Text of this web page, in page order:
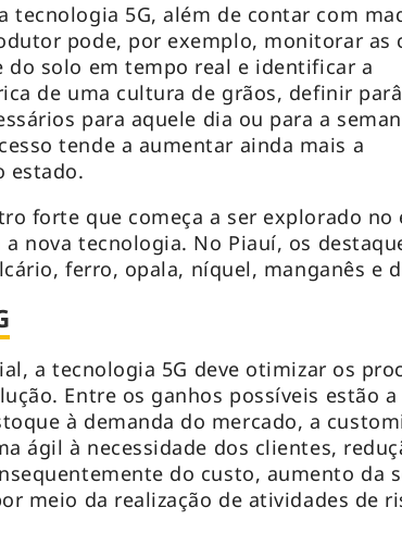
tecnologia 5G, além de contar com
pode, por exemplo, monitorar as
do solo em tempo real e identificar a
de uma cultura de grãos, definir
para aquele dia ou para a
tende a aumentar ainda mais a
estado.
forte que começa a ser explorado no
nova tecnologia. No Piauí, os
ferro, opala, níquel, manganês e
a tecnologia 5G deve otimizar os
Entre os ganhos possíveis estão
à demanda do mercado, a
ágil à necessidade dos clientes,
do custo, aumento da
meio da realização de atividades de